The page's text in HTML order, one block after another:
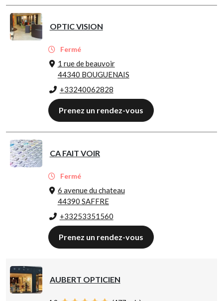
OPTIC VISION
Fermé
1 rue de beauvoir
44340 BOUGUENAIS
+33240062828
Prenez un rendez-vous
CA FAIT VOIR
Fermé
6 avenue du chateau
44390 SAFFRE
+33253351560
Prenez un rendez-vous
AUBERT OPTICIEN